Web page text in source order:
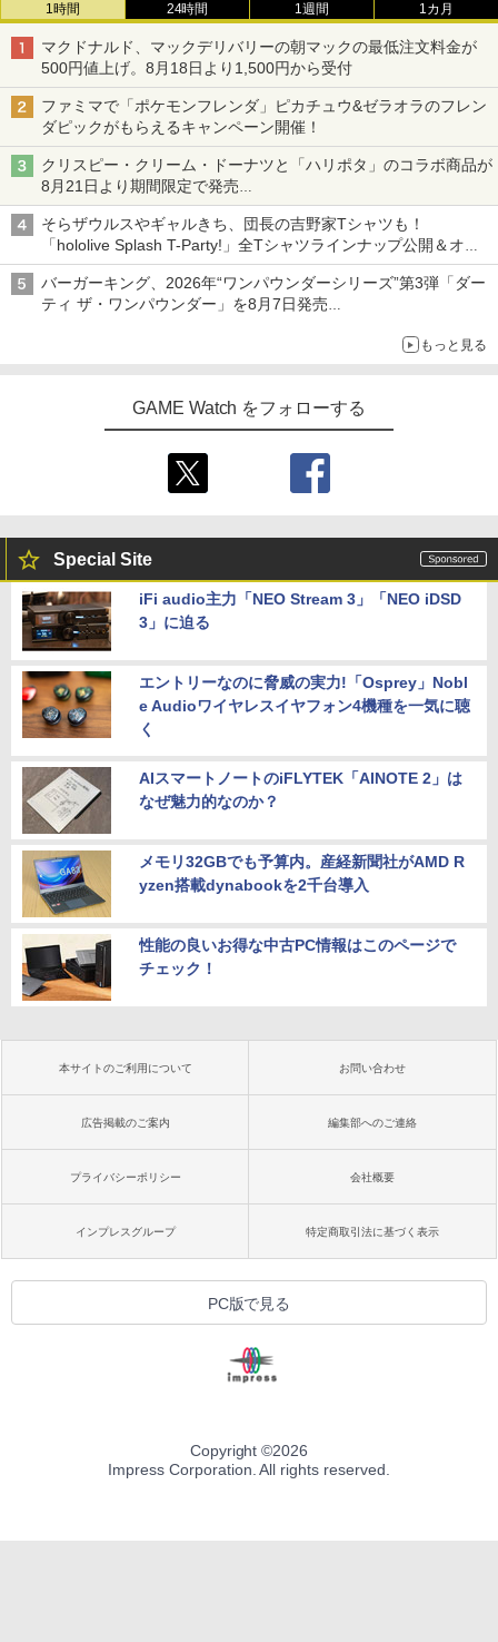
1時間 24時間 1週間 1カ月
マクドナルド、マックデリバリーの朝マックの最低注文料金が
500円値上げ。8月18日より1,500円から受付
ファミマで「ポケモンフレンダ」ピカチュウ&ゼラオラのフレン
ダピックがもらえるキャンペーン開催！
クリスピー・クリーム・ドーナツと「ハリポタ」のコラボ商品が
8月21日より期間限定で発売
組分け帽子ドーナツなど見た目も楽しい商品が登場
そらザウルスやギャルきち、団長の吉野家Tシャツも！
「hololive Splash T-Party!」全Tシャツラインナップ公開＆オン
ライン販売開始
バーガーキング、2026年“ワンパウンダーシリーズ”第3弾「ダー
ティ ザ・ワンパウンダー」を8月7日発売
もっと見る
GAME Watch をフォローする
Special Site
iFi audio主力「NEO Stream 3」「NEO iDSD
3」に迫る
エントリーなのに脅威の実力!「Osprey」Nobl
e Audioワイヤレスイヤフォン4機種を一気に聴
く
AIスマートノートのiFLYTEK「AINOTE 2」は
なぜ魅力的なのか？
メモリ32GBでも予算内。産経新聞社がAMD R
yzen搭載dynabookを2千台導入
性能の良いお得な中古PC情報はこのページで
チェック！
本サイトのご利用について お問い合わせ
広告掲載のご案内 編集部へのご連絡
プライバシーポリシー 会社概要
インプレスグループ 特定商取引法に基づく表示
PC版で見る
Copyright ©2026
Impress Corporation. All rights reserved.